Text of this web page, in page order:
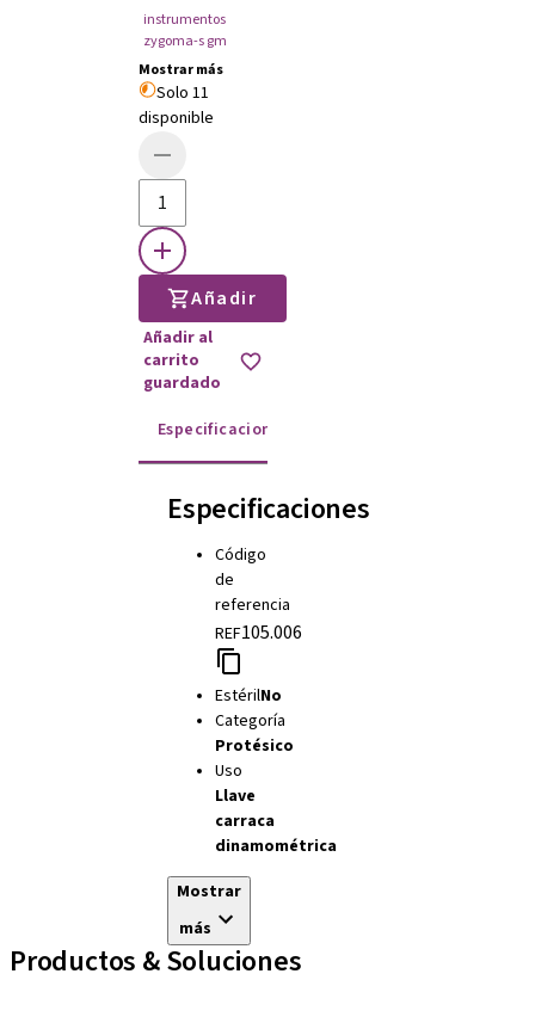
instrumentos
zygoma-s gm
Mostrar más
Solo 11
disponible
Añadir
Añadir al
carrito
guardado
Especificaciones
Especificaciones
Código
de
referencia
REF105.006
EstérilNo
Categoría
Protésico
Uso
Llave
carraca
dinamométrica
Mostrar
más
Productos & Soluciones